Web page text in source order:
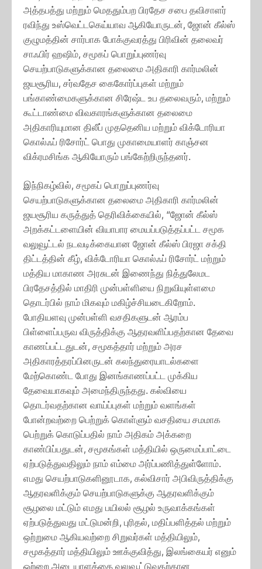
அத்தபத்து மற்றும் மெததும்பற பிரதேச சபை தவிசாளர்
ரவிந்து உஸ்வெட்டகெய்யாவ ஆகியோருடன், ஜோன் கீல்ஸ்
குழுமத்தின் சார்பாக போக்குவரத்து பிரிவின் தலைவர்
சாஃபிர் ஹஷிம், சமூகப் பொறுப்புணர்வு
செயற்பாடுகளுக்கான தலைமை அதிகாரி கார்மலின்
ஜயசூரிய, சர்வதேச கைகோர்ப்புகள் மற்றும்
பங்காண்மைகளுக்கான சிரேஷ்ட உப தலைவரும், மற்றும்
கூட்டாண்மை விவகாரங்களுக்கான தலைமை
அதிகாரியுமான திலீப் முததெனிய மற்றும் விக்டோரியா
கொல்ஃப் ரிசோர்ட் பொது முகாமையாளர் காஞ்சன
விக்ரமசிங்க ஆகியோரும் பங்கேற்றிருந்தனர்.
இந்நிகழ்வில், சமூகப் பொறுப்புணர்வு
செயற்பாடுகளுக்கான தலைமை அதிகாரி கார்மலின்
ஜயசூரிய கருத்துத் தெரிவிக்கையில், “ஜோன் கீல்ஸ்
அறக்கட்டளையின் வியாபார மையப்படுத்தப்பட்ட சமூக
வலுவூட்டல் நடவடிக்கையான ஜோன் கீல்ஸ் பிரஜா சக்தி
திட்டத்தின் கீழ், விக்டோரியா கொல்ஃப் ரிசோர்ட் மற்றும்
மத்திய மாகாண அரசுடன் இணைந்து நித்துலேமட
பிரதேசத்தில் மாதிரி முன்பள்ளியை நிறுவியுள்ளமை
தொடர்பில் நாம் மிகவும் மகிழ்ச்சியடைகிறோம்.
போதியளவு முன்பள்ளி வசதிகளுடன் ஆரம்ப
பிள்ளைப்பருவ விருத்திக்கு ஆதரவளிப்பதற்கான தேவை
காணப்பட்டதுடன், சமூகத்தார் மற்றும் அரச
அதிகாரத்தரப்பினருடன் கலந்துரையாடல்களை
மேற்கொண்ட போது இனங்காணப்பட்ட முக்கிய
தேவையாகவும் அமைந்திருந்தது. கல்வியை
தொடர்வதற்கான வாய்ப்புகள் மற்றும் வளங்கள்
போன்றவற்றை பெற்றுக் கொள்ளும் வசதியை சமமாக
பெற்றுக் கொடுப்பதில் நாம் அதிகம் அக்கறை
காண்பிப்பதுடன், சமூகங்கள் மத்தியில் ஒருமைப்பாட்டை
ஏற்படுத்துவதிலும் நாம் எம்மை அர்ப்பணித்துள்ளோம்.
எமது செயற்பாடுகளினூடாக, கல்விசார் அபிவிருத்திக்கு
ஆதரவளிக்கும் செயற்பாடுகளுக்கு ஆதரவளிக்கும்
சூழலை மட்டும் எமது பயிலல் சூழல் உருவாக்கங்கள்
ஏற்படுத்துவது மட்டுமன்றி, புரிதல், மதிப்பளித்தல் மற்றும்
ஒற்றுமை ஆகியவற்றை சிறுவர்கள் மத்தியிலும்,
சமூகத்தார் மத்தியிலும் ஊக்குவித்து, இலங்கையர் எனும்
ஒற்றை அடையாளத்தை வலுவூட்டுவதற்கான